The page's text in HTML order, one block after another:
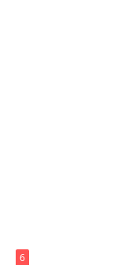
6